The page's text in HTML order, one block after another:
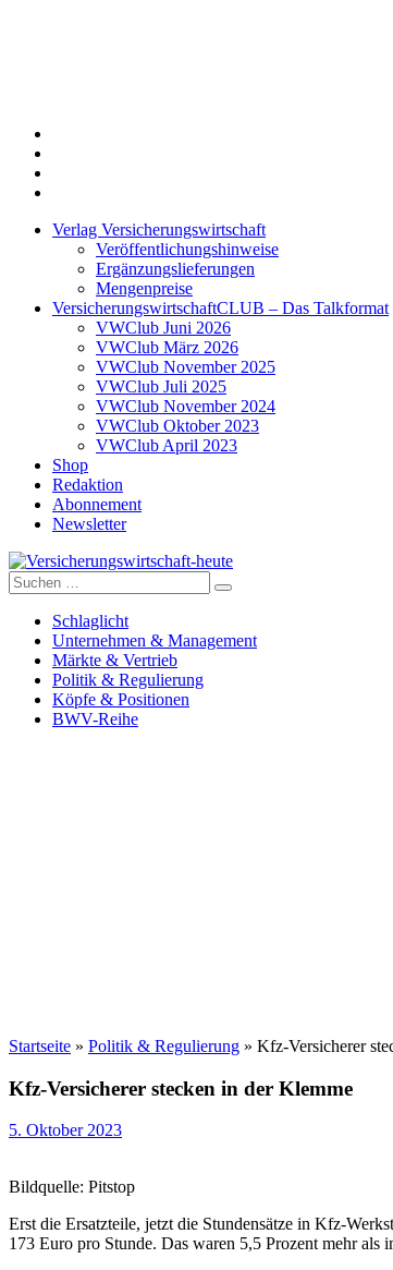
Verlag Versicherungswirtschaft
Veröffentlichungshinweise
Ergänzungslieferungen
Mengenpreise
VersicherungswirtschaftCLUB – Das Talkformat
VWClub Juni 2026
VWClub März 2026
VWClub November 2025
VWClub Juli 2025
VWClub November 2024
VWClub Oktober 2023
VWClub April 2023
Shop
Redaktion
Abonnement
Newsletter
Versicherungswirtschaft-heute
Suche
nach:
Schlaglicht
Unternehmen & Management
Märkte & Vertrieb
Politik & Regulierung
Köpfe & Positionen
BWV-Reihe
Startseite » Politik & Regulierung » Kfz-Versicherer
Kfz-Versicherer stecken in der Klemme
5. Oktober 2023
Bildquelle: Pitstop
Erst die Ersatzteile, jetzt die Stundensätze in Kfz-
173 Euro pro Stunde. Das waren 5,5 Prozent mehr